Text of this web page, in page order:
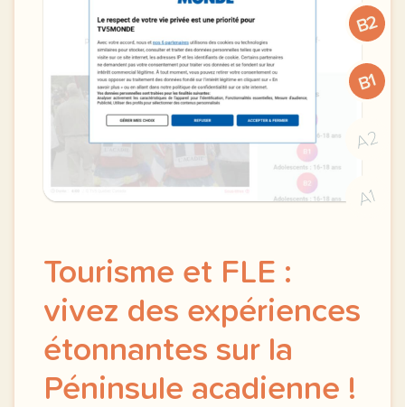
B2
B1
A2
A1
Tourisme et FLE :
vivez des expériences
étonnantes sur la
Péninsule acadienne !